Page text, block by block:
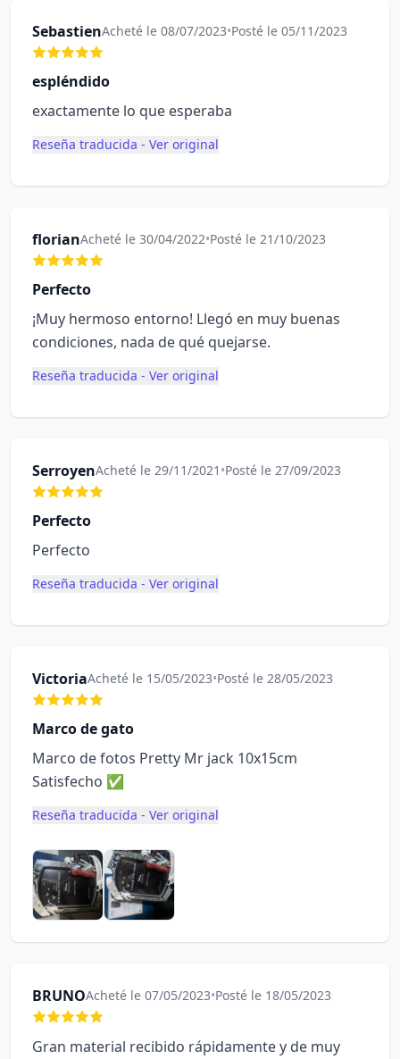
SebastienAcheté le 08/07/2023•Posté le 05/11/2023
espléndido
exactamente lo que esperaba
Reseña traducida - Ver original
florianAcheté le 30/04/2022•Posté le 21/10/2023
Perfecto
¡Muy hermoso entorno! Llegó en muy buenas
condiciones, nada de qué quejarse.
Reseña traducida - Ver original
SerroyenAcheté le 29/11/2021 •Posté le 27/09/2023
Perfecto
Perfecto
Reseña traducida - Ver original
VictoriaAcheté le 15/05/2023•Posté le 28/05/2023
Marco de gato
Marco de fotos Pretty Mr jack 10x15cm
Satisfecho ✅
Reseña traducida - Ver original
BRUNOAcheté le 07/05/2023•Posté le 18/05/2023
Gran material recibido rápidamente y de muy